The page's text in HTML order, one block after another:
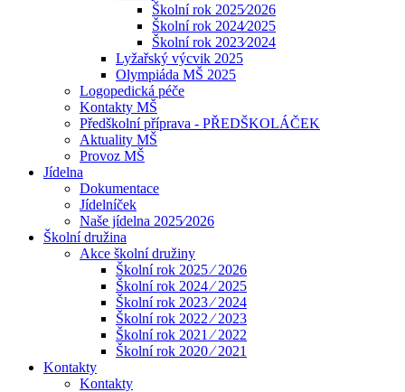
Školní rok 2025⁄2026
Školní rok 2024⁄2025
Školní rok 2023⁄2024
Lyžařský výcvik 2025
Olympiáda MŠ 2025
Logopedická péče
Kontakty MŠ
Předškolní příprava - PŘEDŠKOLÁČEK
Aktuality MŠ
Provoz MŠ
Jídelna
Dokumentace
Jídelníček
Naše jídelna 2025⁄2026
Školní družina
Akce školní družiny
Školní rok 2025 ⁄ 2026
Školní rok 2024 ⁄ 2025
Školní rok 2023 ⁄ 2024
Školní rok 2022 ⁄ 2023
Školní rok 2021 ⁄ 2022
Školní rok 2020 ⁄ 2021
Kontakty
Kontakty